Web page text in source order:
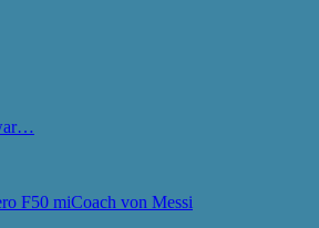
F50 miCoach von Messi